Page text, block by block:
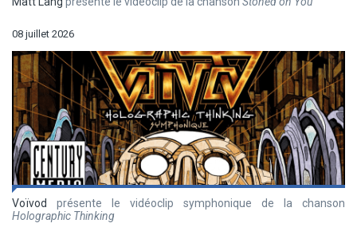
08 juillet 2026
Voïvod
présente le vidéoclip symphonique de la chanson
Holographic Thinking